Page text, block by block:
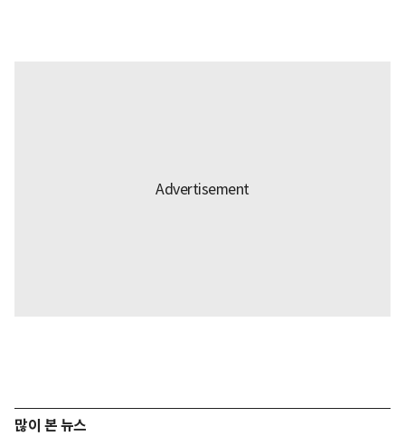
많이 본 뉴스